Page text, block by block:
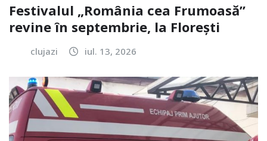
Festivalul „România cea Frumoasă”
revine în septembrie, la Florești
clujazi iul. 13, 2026